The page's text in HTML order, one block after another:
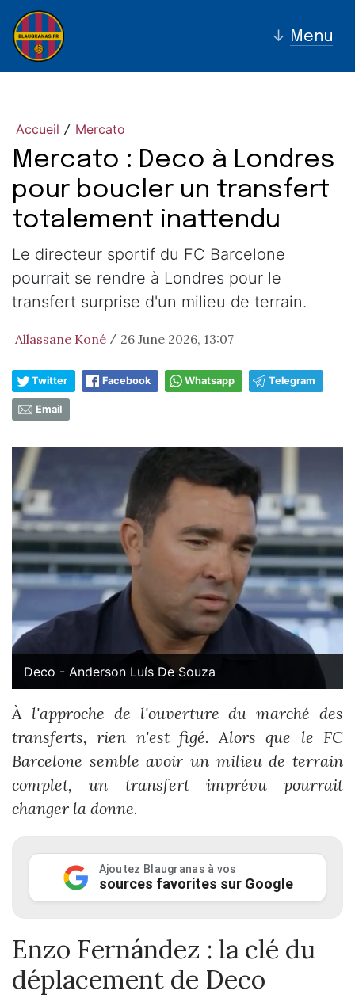
↓ Menu
Accueil / Mercato
Mercato : Deco à Londres
pour boucler un transfert
totalement inattendu
Le directeur sportif du FC Barcelone
pourrait se rendre à Londres pour le
transfert surprise d'un milieu de terrain.
Allassane Koné / 26 June 2026, 13:07
Twitter Facebook Whatsapp Telegram
Email
Deco - Anderson Luís De Souza
À l'approche de l'ouverture du marché des
transferts, rien n'est figé. Alors que le FC
Barcelone semble avoir un milieu de terrain
complet, un transfert imprévu pourrait
changer la donne.
Ajoutez Blaugranas à vos
sources favorites sur Google
Enzo Fernández : la clé du
déplacement de Deco